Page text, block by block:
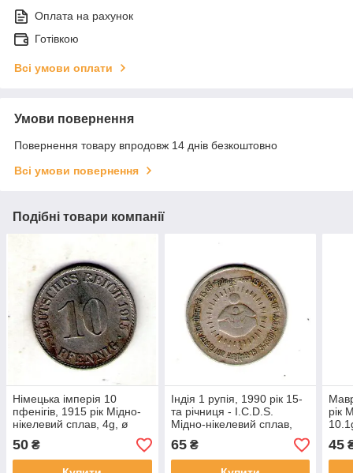
Оплата на рахунок
Готівкою
Всі умови оплати
Умови повернення
Повернення товару впродовж 14 днів безкоштовно
Всі умови повернення
Подібні товари компанії
Німецька імперія 10
пфенігів, 1915 рік Мідно-
нікелевий сплав, 4g, ø
21mm №3471
50 ₴
Індія 1 рупія, 1990 рік 15-
та річниця - I.C.D.S.
Мідно-нікелевий сплав,
6g, ø 26mm №3665
65₴
рік
45